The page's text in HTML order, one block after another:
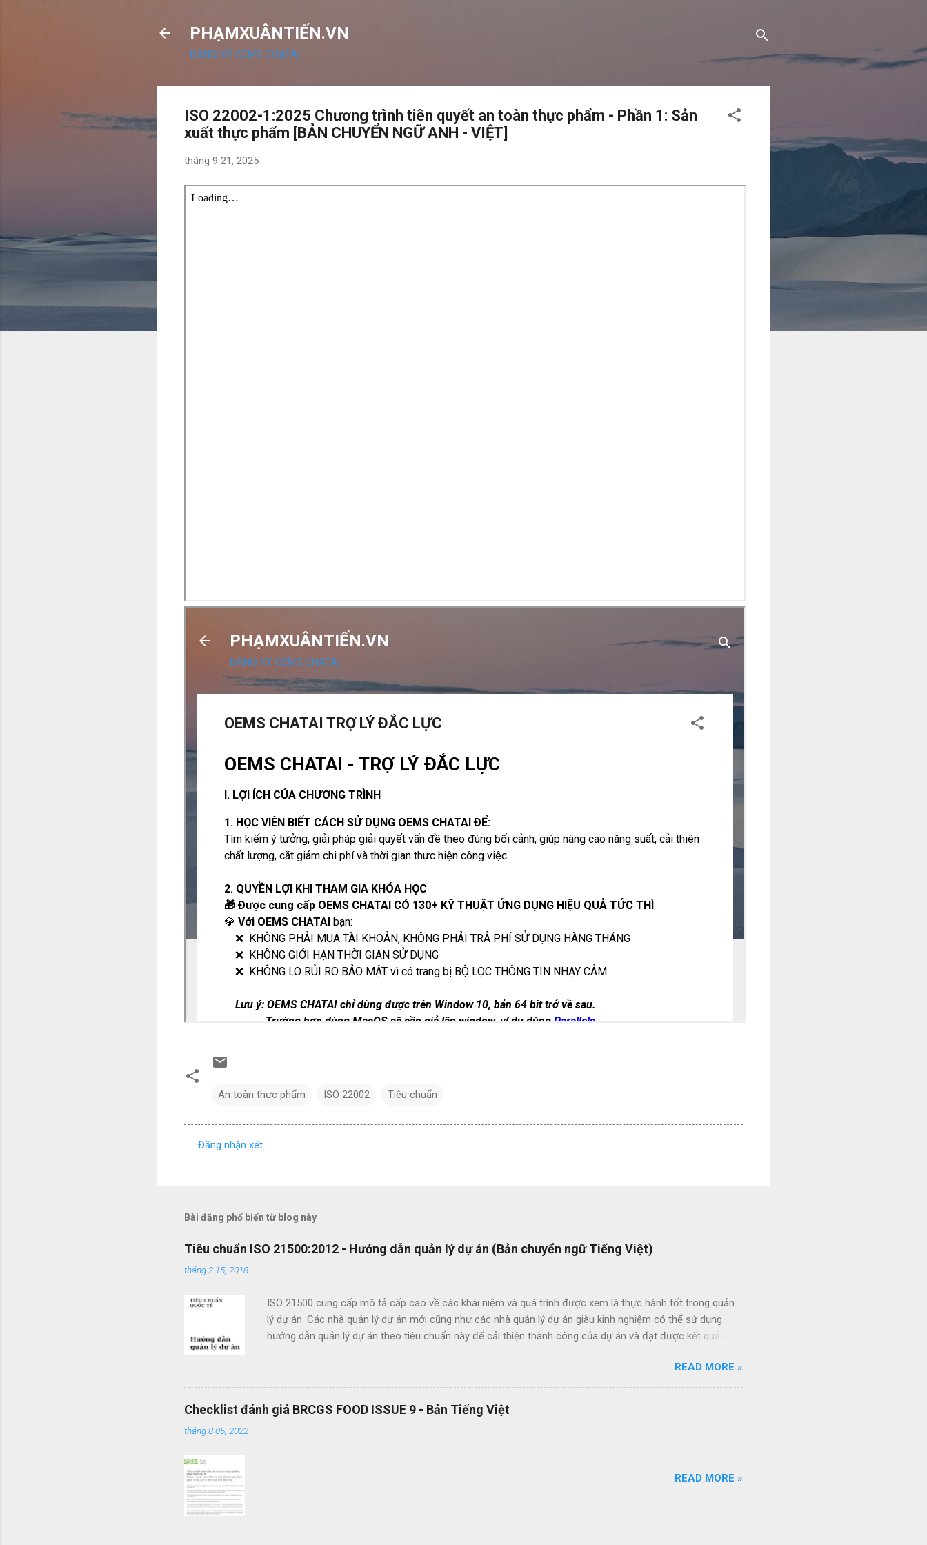
PHẠMXUÂNTIẾN.VN
ĐĂNG KÝ OEMS CHATAI
ISO 22002-1:2025 Chương trình tiên quyết an toàn thực phẩm - Phần 1: Sản
xuất thực phẩm [BẢN CHUYỂN NGỮ ANH - VIỆT]
tháng 9 21, 2025
An toàn thực phẩm ISO 22002 Tiêu chuẩn
n
é
t
Đăng nhận xét
Bài đăng phổ biến từ blog này
Tiêu chuẩn ISO 21500:2012 - Hướng dẫn quản lý dự án (Bản chuyển ngữ Tiếng Việt)
tháng 2 15, 2018
ISO 21500 cung cấp mô tả cấp cao về các khái niệm và quá trình được xem là thực hành tốt trong quản
lý dự án. Các nhà quản lý dự án mới cũng như các nhà quản lý dự án giàu kinh nghiệm có thể sử dụng
hướng dẫn quản lý dự án theo tiêu chuẩn này để cải thiện thành công của dự án và đạt được kết quả kinh
các tổ chức nhằm nâng cao chất lượng dự án Tạo thuận lợi cho quá trình đấu thầu hiệu quả thông qua
việc sử dụng thuật ngữ quản lý dự án một cách nhất quán Cho phép sự linh hoạt của nhân viên quản lý dự
án và khả năng làm việc trong các dự án quốc tế Cung cấp các nguyên tắc và quy trình quản lý dự án
mang tính phổ quát OEMS Chuyển đổi số quy trình thật đơn giản. Hiện tại bộ quy trình ISO của bạn đang
READ MORE »
Checklist đánh giá BRCGS FOOD ISSUE 9 - Bản Tiếng Việt
tháng 8 05, 2022
READ MORE »